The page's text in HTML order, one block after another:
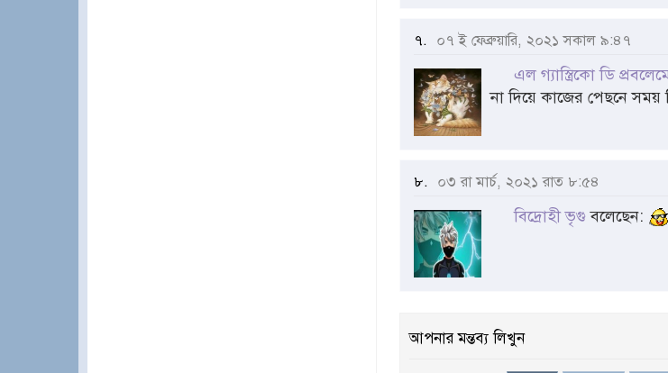
৭. ০৭ ই ফেব্রুয়ারি, ২০২১ সকাল ৯:৪৭
এল গ্যাস্ত্রিকো ডি
না দিয়ে কাজের পেছনে
৮. ০৩ রা মার্চ, ২০২১ রাত ৮:৫৪
বিদ্রোহী ভৃগু বলেছেন:
আপনার মন্তব্য লিখুন